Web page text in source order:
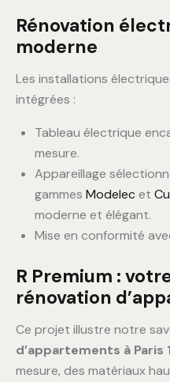
Rénovation
moderne
Les installations
intégrées :
Tableau électrique
mesure.
Appareillage
gammes Modelecet
moderne et élégant.
Mise en conformité
R Premium :
rénovation
Ce projet illustre notre
d’appartements à Paris
mesure, des matériaux